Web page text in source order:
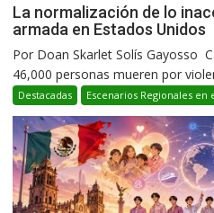
La normalización de lo
armada en Estados Unidos
Por Doan Skarlet Solís Gayosso
46,000 personas mueren por
Destacadas Escenarios Regionales